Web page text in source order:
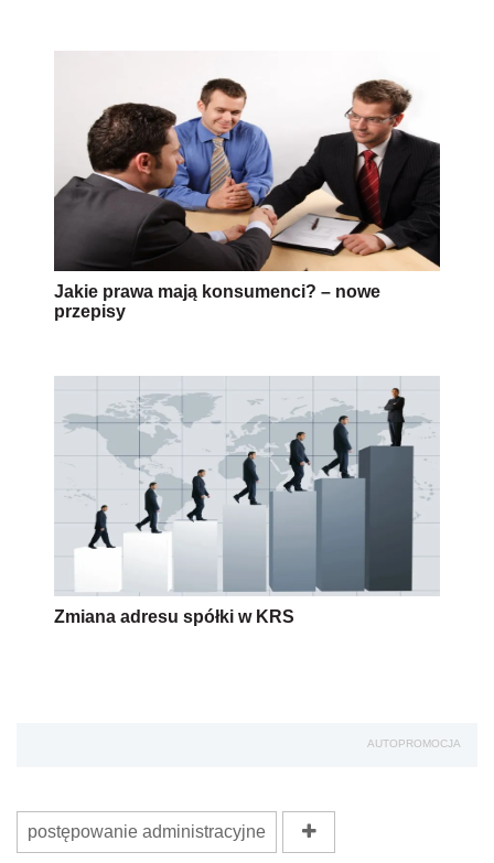
Jakie prawa mają konsumenci? – nowe
przepisy
Zmiana adresu spółki w KRS
AUTOPROMOCJA
postępowanie administracyjne